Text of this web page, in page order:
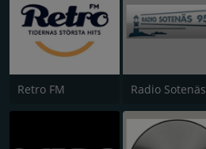
Retro FM Radio Sotenäs